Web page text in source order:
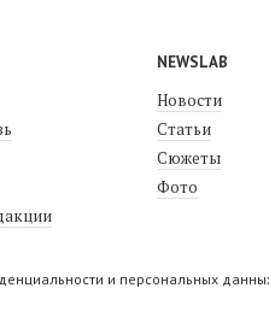
NEWSLAB
Новости
Статьи
Сюжеты
Фото
и персональных